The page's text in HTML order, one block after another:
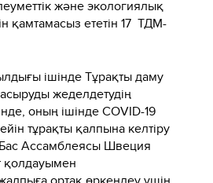
және экологиялық
қамтамасыз ететін 17 ТДМ-
ішінде Тұрақты даму
жеделдетудің
оның ішінде COVID-19
тұрақты қалпына келтіру
Ассамблеясы Швеция
қолдауымен